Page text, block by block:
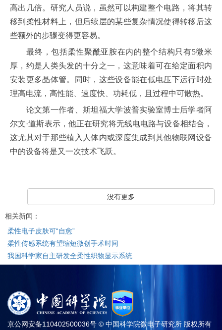
高出几倍。研究人员说，虽然可以构建整个电路，将其转
移到柔性材料上，但后续层的某些复杂情况使得转移后这
些额外的步骤变得更容易。
最终，包括柔性聚酰亚胺在内的整个结构只有5微米
厚，约是人类头发的十分之一，这意味着可在给定面积内
安装更多晶体管。同时，这些设备能在低电压下运行时处
理高电流，高性能、速度快、功耗低，且过程中可散热。
论文第一作者、斯坦福大学波普实验室博士后学者阿
尔文·道斯表示，他正在研究将无线电电路与设备相结合，
这尤其对于那些植入人体内或深度集成到其他物联网设备
中的设备将是又一次技术飞跃。
没有更多
相关新闻：
柔性电子皮肤可“自愈”
柔性传感系统有望缩短微创手术时间
我国科学家自主研发全柔性织物显示系统
京公网安备110402500036号 © 中国科学院微电子研究所 版权所有